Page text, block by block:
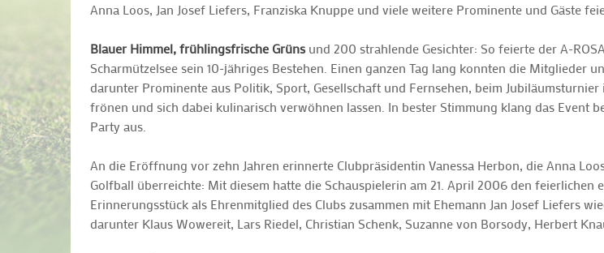
Anna Loos, Jan Josef Liefers, Franziska Knuppe und viele weitere Prominente und Gäste
Blauer Himmel, frühlingsfrische Grünsund 200 strahlende Gesichter: So feierte der A-
Scharmützelsee sein 10-jähriges Bestehen. Einen ganzen Tag lang konnten die Mitglieder
darunter Prominente aus Politik, Sport, Gesellschaft und Fernsehen, beim
frönen und sich dabei kulinarisch verwöhnen lassen. In bester Stimmung klang das Event
Party aus.
An die Eröffnung vor zehn Jahren erinnerte Clubpräsidentin Vanessa Herbon, die Anna
Golfball überreichte: Mit diesem hatte die Schauspielerin am 21. April 2006 den feierlichen
Erinnerungsstück als Ehrenmitglied des Clubs zusammen mit Ehemann Jan Josef Liefers
darunter Klaus Wowereit, Lars Riedel, Christian Schenk, Suzanne von Borsody, Herbert